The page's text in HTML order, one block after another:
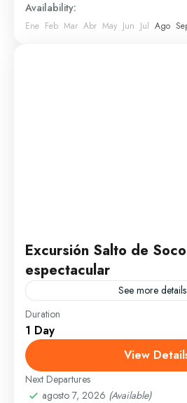
Availability:
Ene Feb Mar Abr May Jun Jul Ago
Excursión Salto de
espectacular
See more details
Monte Plata
1 Person
Duration
1 Day
View
Next Departures
agosto 7, 2026 (Available)